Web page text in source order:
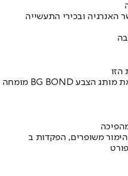
האנרגיה ובכירי התעשייה
הזו